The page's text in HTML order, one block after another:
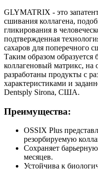
GLYMATRIX - это
сшивания коллагена,
гликирования в
подтвержденная
сахаров для поперечного
Таким образом
коллагеновый матрикс, на
разработаны продукты с
характеристиками и
Dentsply Sirona, США.
Преимущества:
OSSIX Plus
резорбируемую
Сохраняет
месяцев.
Устойчива к